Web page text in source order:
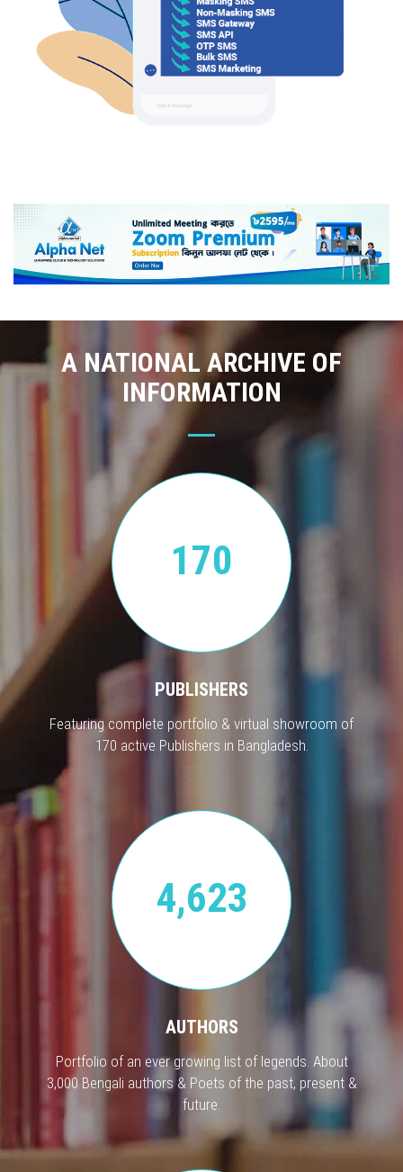
A NATIONAL ARCHIVE OF
INFORMATION
170
PUBLISHERS
Featuring complete portfolio & virtual showroom of
170 active Publishers in Bangladesh.
4,623
AUTHORS
Portfolio of an ever growing list of legends. About
3,000 Bengali authors & Poets of the past, present &
future.